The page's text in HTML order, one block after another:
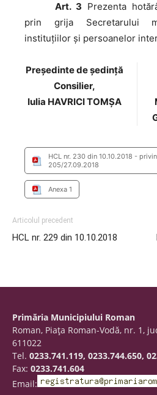
Art. 3 Prezenta
prin grija Secretarului
instituţiilor şi persoanelor
Preşedinte de şedinţă
Consilier,
Iulia HAVRICI TOMȘA
HCL nr. 230 din 10.10.2018 -
205/27.09.2018
Anexa 1
Articolul precedent
HCL nr. 229 din 10.10.2018
Primăria Municipiului Roman
Roman, Piaţa Roman-Vodă, nr. 1,
611022
Tel. 0233.741.119, 0233.744.650,
Fax: 0233.741.604
Email: